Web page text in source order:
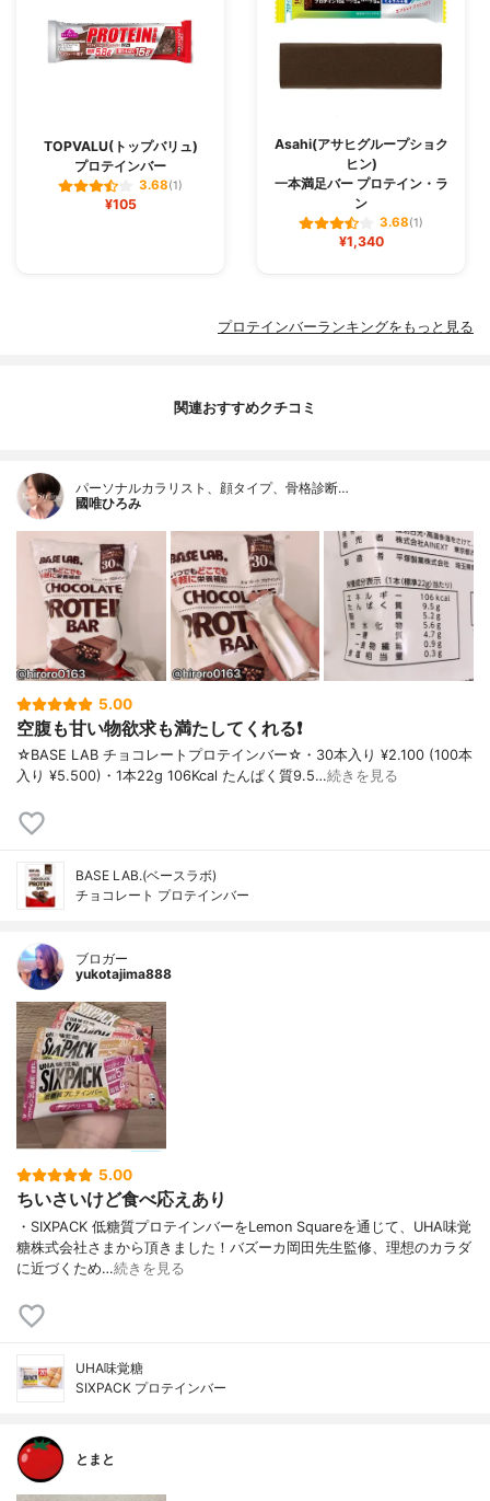
TOPVALU(トップバリュ)
プロテインバー
3.68(1)
¥105
Asahi(アサヒグループショク
ヒン)
一本満足バー プロテイン・ラ
ン
3.68(1)
¥1,340
プロテインバーランキングをもっと見る
関連おすすめクチコミ
パーソナルカラリスト、顔タイプ、骨格診断…
國唯ひろみ
5.00
空腹も甘い物欲求も満たしてくれる❗️
☆BASE LAB チョコレートプロテインバー☆・30本入り ¥2.100 (100本
入り ¥5.500)・1本22g 106Kcal たんぱく質9.5…続きを見る
BASE LAB.(ベースラボ)
チョコレート プロテインバー
ブロガー
yukotajima888
5.00
ちいさいけど食べ応えあり
・SIXPACK 低糖質プロテインバーをLemon Squareを通じて、UHA味覚
糖株式会社さまから頂きました！バズーカ岡田先生監修、理想のカラダ
に近づくため…続きを見る
UHA味覚糖
SIXPACK プロテインバー
とまと